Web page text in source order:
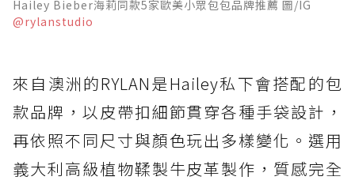
Hailey Bieber海莉同款5家歐美小眾包包品牌推薦 圖/IG
@rylanstudio
來自澳洲的RYLAN是Hailey私下會搭配的包
款品牌，以皮帶扣細節貫穿各種手袋設計，
再依照不同尺寸與顏色玩出多樣變化。選用
義大利高級植物鞣製牛皮革製作，質感完全